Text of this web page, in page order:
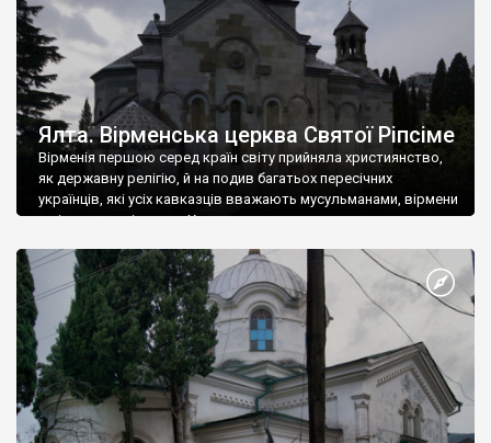
Ялта. Вірменська церква Святої Ріпсіме
Вірменія першою серед країн світу прийняла християнство,
як державну релігію, й на подив багатьох пересічних
українців, які усіх кавказців вважають мусульманами, вірмени
є відданими вірянами Христа